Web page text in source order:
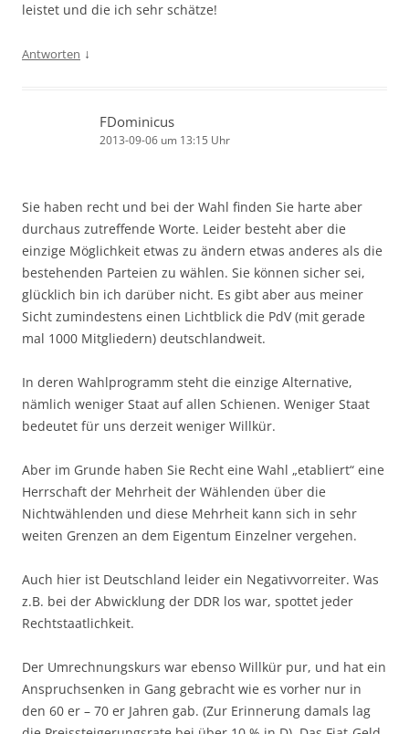
leistet und die ich sehr schätze!
Antworten ↓
FDominicus
2013-09-06 um 13:15 Uhr
Sie haben recht und bei der Wahl finden Sie harte aber
durchaus zutreffende Worte. Leider besteht aber die
einzige Möglichkeit etwas zu ändern etwas anderes als die
bestehenden Parteien zu wählen. Sie können sicher sei,
glücklich bin ich darüber nicht. Es gibt aber aus meiner
Sicht zumindestens einen Lichtblick die PdV (mit gerade
mal 1000 Mitgliedern) deutschlandweit.
In deren Wahlprogramm steht die einzige Alternative,
nämlich weniger Staat auf allen Schienen. Weniger Staat
bedeutet für uns derzeit weniger Willkür.
Aber im Grunde haben Sie Recht eine Wahl „etabliert“ eine
Herrschaft der Mehrheit der Wählenden über die
Nichtwählenden und diese Mehrheit kann sich in sehr
weiten Grenzen an dem Eigentum Einzelner vergehen.
Auch hier ist Deutschland leider ein Negativvorreiter. Was
z.B. bei der Abwicklung der DDR los war, spottet jeder
Rechtstaatlichkeit.
Der Umrechnungskurs war ebenso Willkür pur, und hat ein
Anspruchsenken in Gang gebracht wie es vorher nur in
den 60 er – 70 er Jahren gab. (Zur Erinnerung damals lag